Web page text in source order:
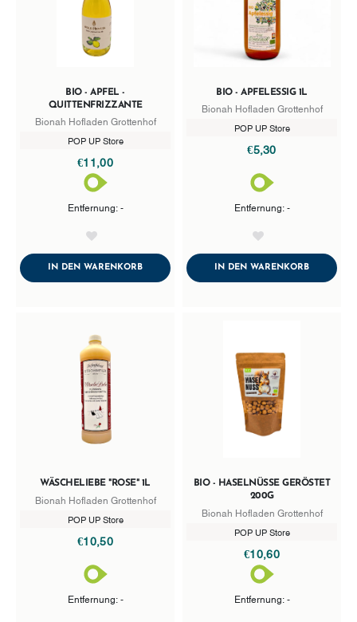
BIO - APFEL -
QUITTENFRIZZANTE
Bionah Hofladen Grottenhof
POP UP Store
€11,00
Entfernung: -
IN DEN WARENKORBADDTOCART
BIO - APFELESSIG 1L
Bionah Hofladen Grottenhof
POP UP Store
€5,30
Entfernung: -
IN DEN WARENKORB
WÄSCHELIEBE "ROSE" 1L
Bionah Hofladen Grottenhof
POP UP Store
€10,50
Entfernung: -
BIO - HASELNÜSSE GERÖSTET
200G
Bionah Hofladen Grottenhof
POP UP Store
€10,60
Entfernung: -